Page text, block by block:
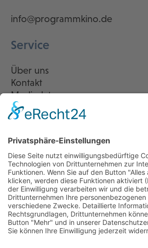
info@programmkino.de
Service
Über uns
Kontakt
Mediadaten
Newsletter
LogIn
Legal
Impressum
Datenschutzerklärung
Cookie-Einstellungen